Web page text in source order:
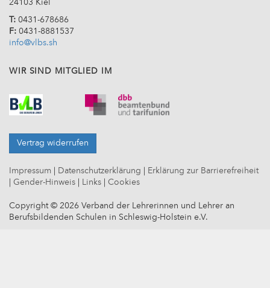
24103 Kiel
T: 0431-678686
F: 0431-8881537
info@vlbs.sh
WIR SIND MITGLIED IM
Vertrag widerrufen
Impressum Datenschutzerklärung
Erklärung zur Barrierefreiheit
Gender-Hinweis Links Cookies
Copyright © 2026 Verband der Lehrerinnen und Lehrer an
Berufsbildenden Schulen in Schleswig-Holstein e.V.